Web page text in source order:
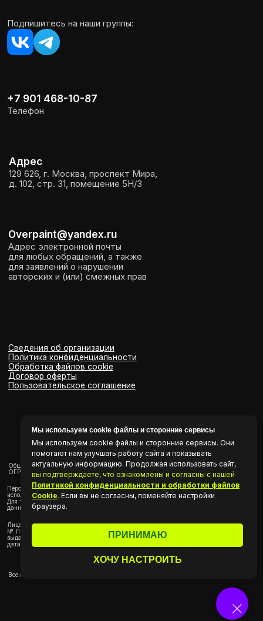
Мы используем cookie файлы и сторонние сервисы
Мы используем cookie файлы и сторонние сервисы. Они
помогают нам улучшать работу сайта и показывать
актуальную информацию. Продолжая использовать сайт,
вы подтверждаете, что ознакомлены и согласны с нашей
Политикой конфиденциальности и обработки файлов
Cookie. Если вы не согласны, поменяйте настройки
браузера.
ПРИНИМАЮ
ХОЧУ НАСТРОИТЬ